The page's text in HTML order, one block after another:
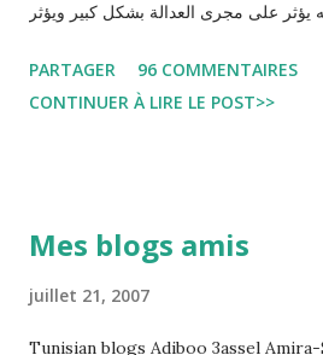
يؤثر على مجرى العدالة بشكل كبير ويؤثر
تسبب كوارث اجتماعية واقتصادية
القضائية و يحس بالظلم و القهر
regard des Lignes directrices
PARTAGER
96 COMMENTAIRES
CONTINUER À LIRE LE POST>>
Mes blogs amis
juillet 21, 2007
Tunisian blogs Adiboo 3assel